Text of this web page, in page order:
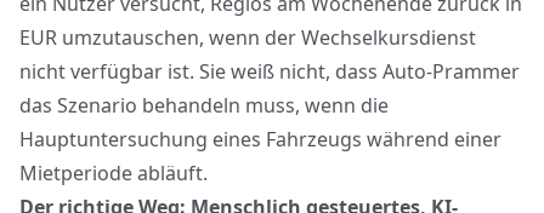
EUR umzutauschen, wenn der Wechselkursdienst
nicht verfügbar ist. Sie weiß nicht, dass Auto-Prammer
das Szenario behandeln muss, wenn die
Hauptuntersuchung eines Fahrzeugs während einer
Mietperiode abläuft.
Der richtige Weg: Menschlich gesteuertes, KI-